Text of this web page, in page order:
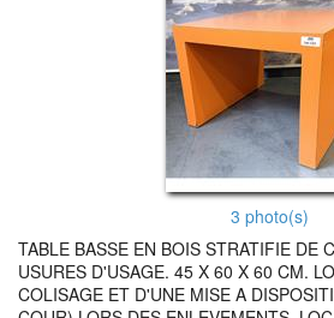
3 photo(s)
TABLE BASSE EN BOIS STRATIFIE DE
USURES D'USAGE. 45 X 60 X 60 CM.
COLISAGE ET D'UNE MISE A